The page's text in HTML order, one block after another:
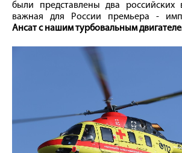
были представлены два российских
важная для России премьера -
Ансат с нашим турбовальным